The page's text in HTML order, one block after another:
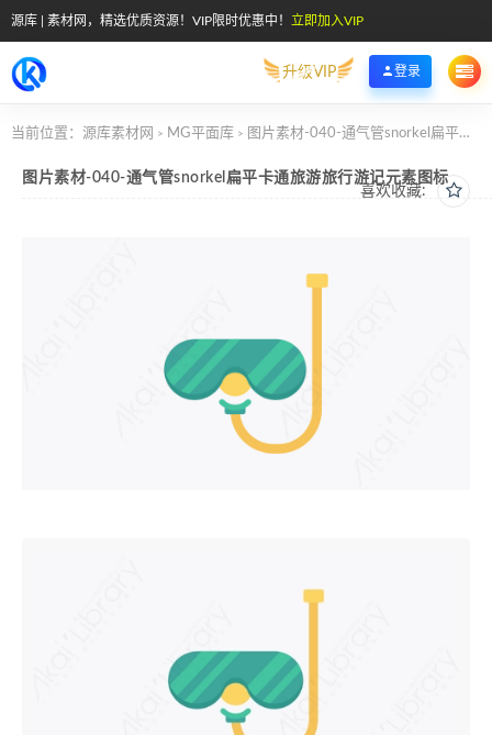
源库 | 素材网，精选优质资源！VIP限时优惠中！ 立即加入VIP
升级VIP 登录
当前位置： 源库素材网 > MG平面库 > 图片素材-040-通气管snorkel扁平卡通旅游旅行游记元素图标
喜欢收藏:
图片素材-040-通气管snorkel扁平卡通旅游旅行游记元素图标